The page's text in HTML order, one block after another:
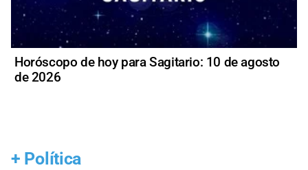
Horóscopo de hoy para Sagitario: 10 de agosto
de 2026
+ Política